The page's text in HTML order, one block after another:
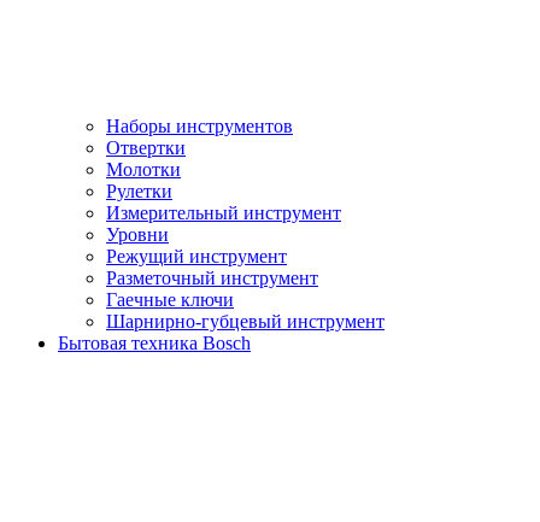
Наборы инструментов
Отвертки
Молотки
Рулетки
Измерительный инструмент
Уровни
Режущий инструмент
Разметочный инструмент
Гаечные ключи
Шарнирно-губцевый инструмент
Бытовая техника Bosch